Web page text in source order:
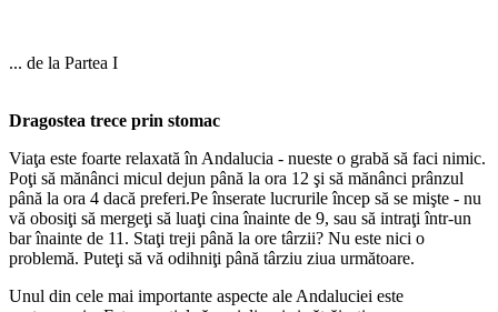
... de la Partea I
Dragostea trece prin stomac
Viaţa este foarte relaxată în Andalucia - nueste o grabă să faci nimic.
Poţi să mănânci micul dejun până la ora 12 şi să mănânci prânzul
până la ora 4 dacă preferi.Pe înserate lucrurile încep să se mişte - nu
vă obosiţi să mergeţi să luaţi cina înainte de 9, sau să intraţi într-un
bar înainte de 11. Staţi treji până la ore târzii? Nu este nici o
problemă. Puteţi să vă odihniţi până târziu ziua următoare.
Unul din cele mai importante aspecte ale Andaluciei este